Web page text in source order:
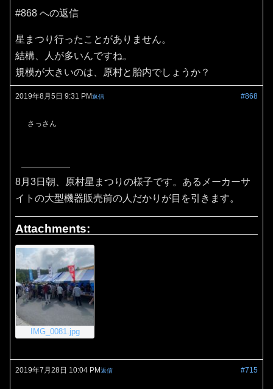
#868 への返信
星まつり行ったことがありません。
結構、人が多いんですね。
規模が大きいのは、原村と胎内でしょうか？
2019年8月5日 9:31 PM #868
返信
さっさん
8月3日朝、原村星まつりの様子です。あるメーカーサ
イトの大型機器販売前の人だかりが目を引きます。
Attachments:
IMG_0081.jpg
2019年7月28日 10:04 PM #715
返信